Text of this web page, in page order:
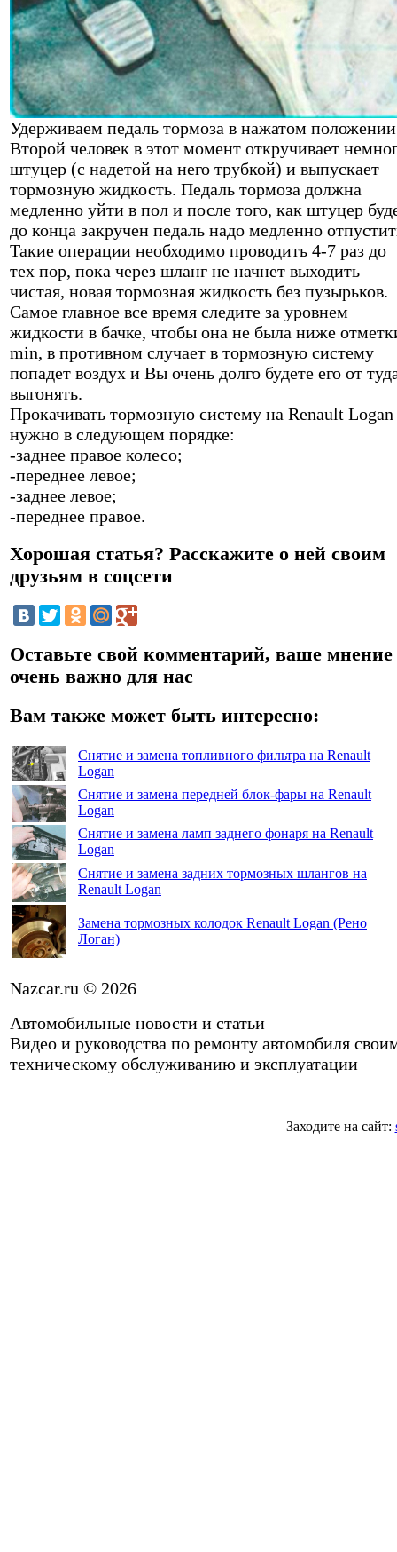
Удерживаем педаль тормоза в нажатом положении
Второй человек в этот момент откручивает
штуцер (с надетой на него трубкой) и выпускает
тормозную жидкость. Педаль тормоза должна
медленно уйти в пол и после того, как штуцер
до конца закручен педаль надо медленно
Такие операции необходимо проводить 4-7 раз до
тех пор, пока через шланг не начнет выходить
чистая, новая тормозная жидкость без пузырьков.
Самое главное все время следите за уровнем
жидкости в бачке, чтобы она не была ниже
min, в противном случает в тормозную систему
попадет воздух и Вы очень долго будете его от
выгонять.
Прокачивать тормозную систему на Renault Logan
нужно в следующем порядке:
-заднее правое колесо;
-переднее левое;
-заднее левое;
-переднее правое.
Хорошая статья? Расскажите о ней своим
друзьям в соцсети
Оставьте свой комментарий, ваше мнение
очень важно для нас
Вам также может быть интересно:
Снятие и замена топливного фильтра на Renault
Logan
Снятие и замена передней блок-фары на Renault
Logan
Снятие и замена ламп заднего фонаря на Renault
Logan
Снятие и замена задних тормозных шлангов на
Renault Logan
Замена тормозных колодок Renault Logan (Рено
Логан)
Nazcar.ru © 2026
Автомобильные новости и статьи
Видео и руководства по ремонту автомобиля
техническому обслуживанию и эксплуатации
Заходите на сайт: